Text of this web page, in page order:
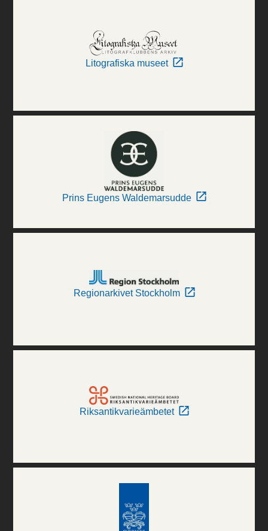
Litografiska museet
Prins Eugens Waldemarsudde
Regionarkivet Stockholm
Riksantikvarieämbetet